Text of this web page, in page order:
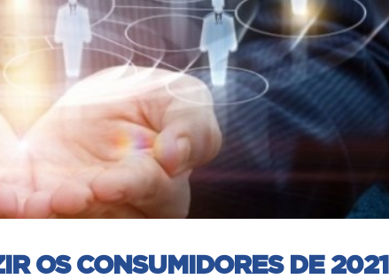
OS CONSUMIDORES DE 2021